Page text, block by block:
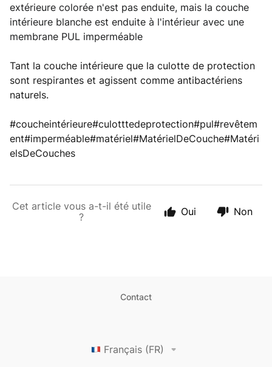
extérieure colorée n'est pas enduite, mais la couche
intérieure blanche est enduite à l'intérieur avec une
membrane PUL imperméable
Tant la couche intérieure que la culotte de protection
sont respirantes et agissent comme antibactériens
naturels.
#coucheintérieure#culotttedeprotection#pul#revêtem
ent#imperméable#matériel#MatérielDeCouche#Matéri
elsDeCouches
Cet article vous a-t-il été utile
?
Oui Non
Contact
Français (FR)